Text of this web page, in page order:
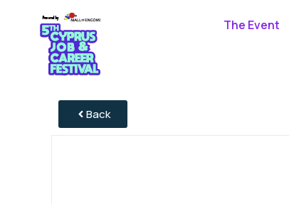
The Event
Back